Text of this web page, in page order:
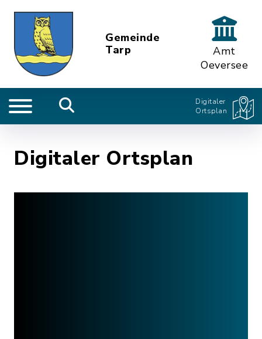
Gemeinde
Tarp
Amt
Oeversee
Digitaler
Ortsplan
Digitaler Ortsplan